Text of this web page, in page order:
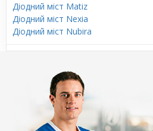
Діодний міст Matiz
Діодний міст Nexia
Діодний міст Nubira